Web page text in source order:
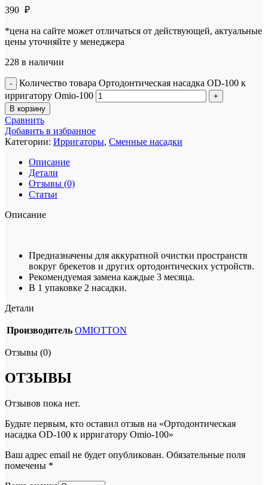
390 ₽
*цена на сайте может отличаться от действующей, актуальные
цены уточняйте у менеджера
228 в наличии
Количество товара Ортодонтическая насадка OD-100 к
ирригатору Omio-100
В корзину
Сравнить
Добавить в избранное
Категории: Ирригаторы, Сменные насадки
Описание
Детали
Отзывы (0)
Статьи
Описание
Предназначены для аккуратной очистки пространств
вокруг брекетов и других ортодонтических устройств.
Рекомендуемая замена каждые 3 месяца.
В 1 упаковке 2 насадки.
Детали
Производитель OMIOTTON
Отзывы (0)
ОТЗЫВЫ
Отзывов пока нет.
Будьте первым, кто оставил отзыв на «Ортодонтическая
насадка OD-100 к ирригатору Omio-100»
Ваш адрес email не будет опубликован. Обязательные поля
помечены *